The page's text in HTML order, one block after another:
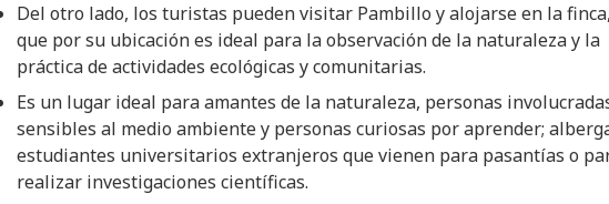
Del otro lado, los turistas pueden visitar Pambillo y alojarse en la finca,
que por su ubicación es ideal para la observación de la naturaleza y la
práctica de actividades ecológicas y comunitarias.
Es un lugar ideal para amantes de la naturaleza, personas
sensibles al medio ambiente y personas curiosas por aprender;
estudiantes universitarios extranjeros que vienen para pasantías o
realizar investigaciones científicas.